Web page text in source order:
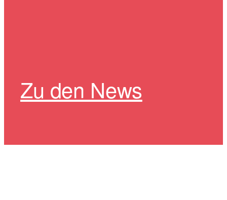
Zu den News